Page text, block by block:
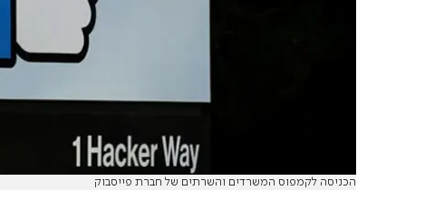
הכניסה לקמפוס המשרדים והשרתים של חברת פייסבוק